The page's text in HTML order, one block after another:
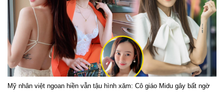
Mỹ nhân việt ngoan hiền vẫn tậu hình xăm: Cô giáo Midu gây bất ngờ